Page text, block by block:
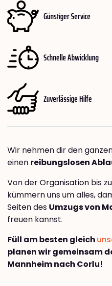
Günstiger Service
Schnelle Abwicklung
Zuverlässige Hilfe
Wir nehmen dir den
einen reibungslosen
Von der Organisation bis
kümmern uns um alles,
Seiten des Umzugs von
freuen kannst.
Füll am besten gleich
planen wir gemeinsam
Mannheim nach Corlu!